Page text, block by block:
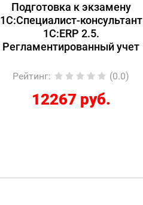
Подготовка к экзамену
1С:Специалист-консультант
1С:ERP 2.5.
Регламентированный учет
Рейтинг: (0.0)
12267 руб.